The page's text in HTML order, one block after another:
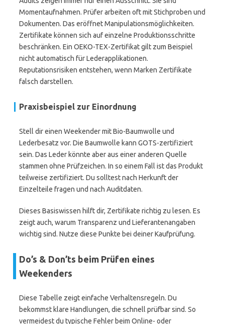
Momentaufnahmen. Prüfer arbeiten oft mit Stichproben und
Dokumenten. Das eröffnet Manipulationsmöglichkeiten.
Zertifikate können sich auf einzelne Produktionsschritte
beschränken. Ein OEKO-TEX-Zertifikat gilt zum Beispiel
nicht automatisch für Lederapplikationen.
Reputationsrisiken entstehen, wenn Marken Zertifikate
falsch darstellen.
Praxisbeispiel zur Einordnung
Stell dir einen Weekender mit Bio-Baumwolle und
Lederbesatz vor. Die Baumwolle kann GOTS-zertifiziert
sein. Das Leder könnte aber aus einer anderen Quelle
stammen ohne Prüfzeichen. In so einem Fall ist das Produkt
teilweise zertifiziert. Du solltest nach Herkunft der
Einzelteile fragen und nach Auditdaten.
Dieses Basiswissen hilft dir, Zertifikate richtig zu lesen. Es
zeigt auch, warum Transparenz und Lieferantenangaben
wichtig sind. Nutze diese Punkte bei deiner Kaufprüfung.
Do’s & Don’ts beim Prüfen eines
Weekenders
Diese Tabelle zeigt einfache Verhaltensregeln. Du
bekommst klare Handlungen, die schnell prüfbar sind. So
vermeidest du typische Fehler beim Online- oder